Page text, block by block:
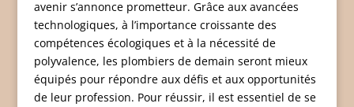
avenir s’annonce prometteur. Grâce aux avancées
technologiques, à l’importance croissante des
compétences écologiques et à la nécessité de
polyvalence, les plombiers de demain seront mieux
équipés pour répondre aux défis et aux opportunités
de leur profession. Pour réussir, il est essentiel de se